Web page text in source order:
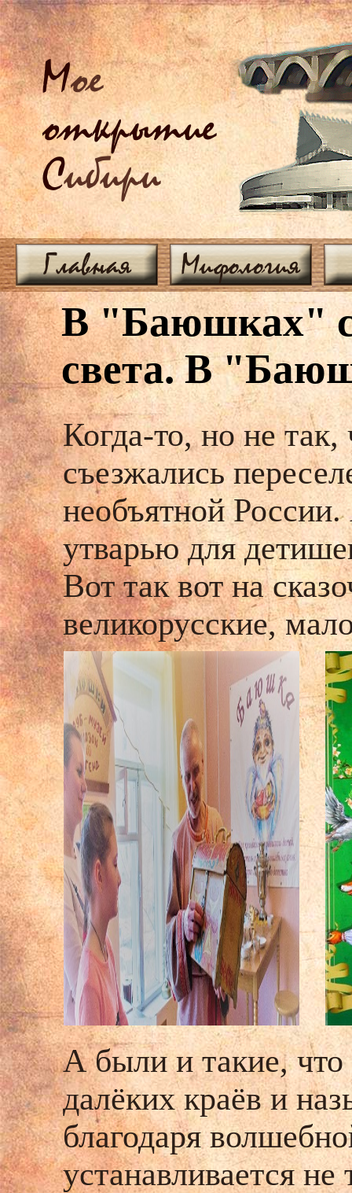
Мое
открытие
Сибири
Главная Мифология
В "Баюшках"
света. В
Когда-то, но не
съезжались
необъятной
утварью для
Вот так вот на
великорусские,
А были и такие,
далёких краёв и
благодаря
устанавливается